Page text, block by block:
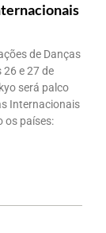
de Danças
e 27 de
será palco
Internacionais
os países: